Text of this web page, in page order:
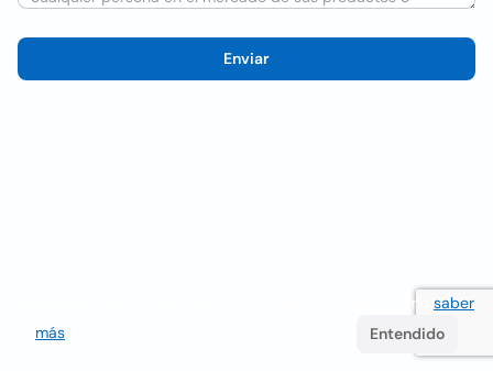
Enviar
Utilizamos cookies para mejorar la experiencia del usuario saber
más
Entendido